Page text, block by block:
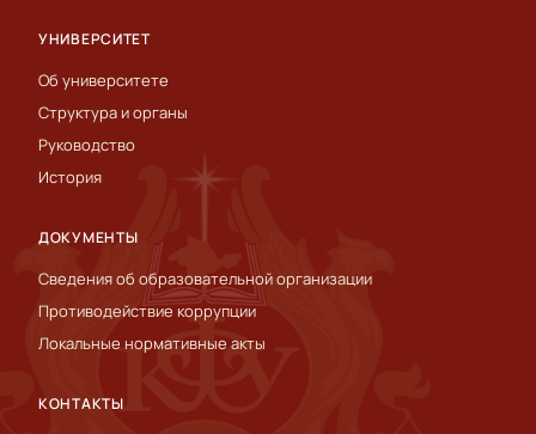
УНИВЕРСИТЕТ
Об университете
Структура и органы
Руководство
История
ДОКУМЕНТЫ
Сведения об образовательной организации
Противодействие коррупции
Локальные нормативные акты
КОНТАКТЫ